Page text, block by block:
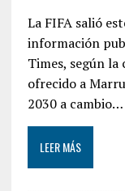
La FIFA salió
información
Times, según
ofrecido a
2030 a cambio…
LEER MÁS